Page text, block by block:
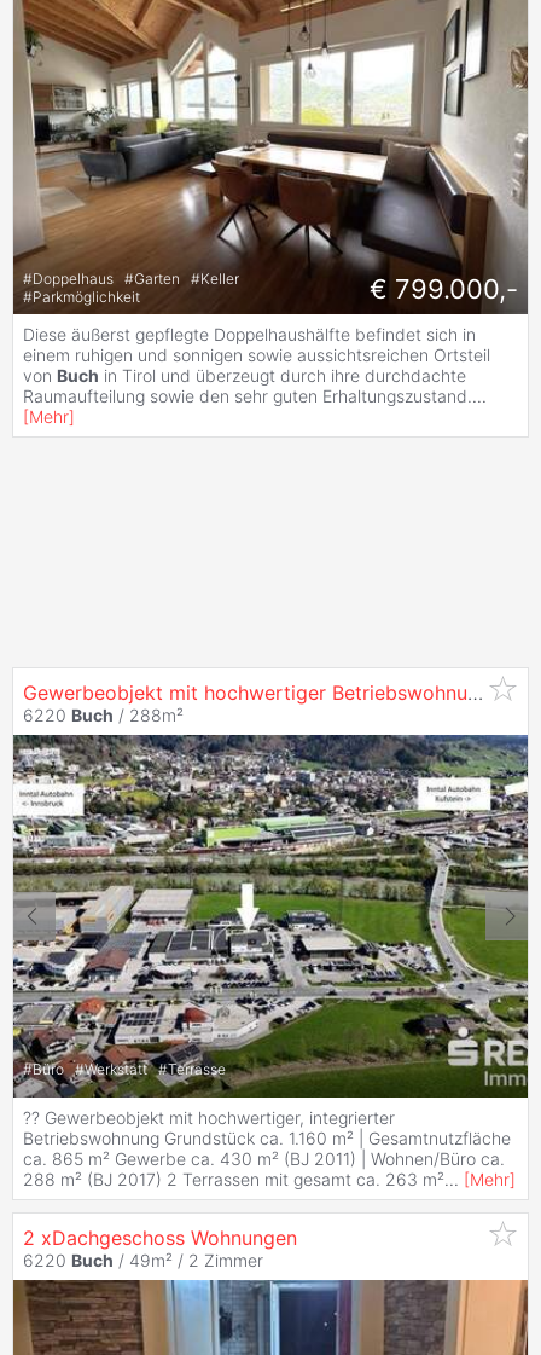
#Doppelhaus #Garten #Keller
#Parkmöglichkeit € 799.000,-
Diese äußerst gepflegte Doppelhaushälfte befindet sich in
einem ruhigen und sonnigen sowie aussichtsreichen Ortsteil
von Buch in Tirol und überzeugt durch ihre durchdachte
Raumaufteilung sowie den sehr guten Erhaltungszustand....
[Mehr]
Gewerbeobjekt mit hochwertiger Betriebswohnung in strategischer Top-Lage
6220 Buch / 288m²
#Büro #Werkstatt #Terrasse
?? Gewerbeobjekt mit hochwertiger, integrierter
Betriebswohnung Grundstück ca. 1.160 m² | Gesamtnutzfläche
ca. 865 m² Gewerbe ca. 430 m² (BJ 2011) | Wohnen/Büro ca.
288 m² (BJ 2017) 2 Terrassen mit gesamt ca. 263 m²... [Mehr]
2 xDachgeschoss Wohnungen
6220 Buch / 49m² / 2 Zimmer